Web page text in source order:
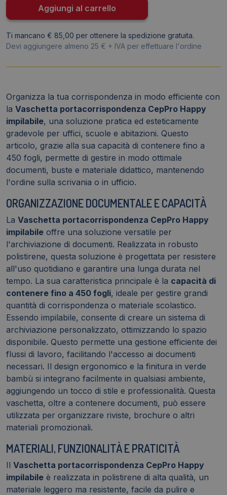
2112473
quantità
Aggiungi al carrello
Ti mancano € 85,00 per ottenere la spedizione gratuita.
Devi aggiungere almeno 25 € + IVA per effettuare l'ordine
Organizza la tua corrispondenza in modo efficiente con
la Vaschetta portacorrispondenza CepPro Happy
impilabile, una soluzione pratica ed esteticamente
gradevole per uffici, scuole e abitazioni. Questo
articolo, grazie alla sua capacità di contenere fino a
450 fogli, permette di gestire in modo ottimale
documenti, buste e materiale didattico, mantenendo
l'ordine sulla scrivania o in ufficio.
ORGANIZZAZIONE DOCUMENTALE E CAPACITÀ
La Vaschetta portacorrispondenza CepPro Happy
impilabile offre una soluzione versatile per
l'archiviazione di documenti. Realizzata in robusto
polistirene, questa soluzione è progettata per resistere
all'uso quotidiano e garantire una lunga durata nel
tempo. La sua caratteristica principale è la capacità di
contenere fino a 450 fogli, ideale per gestire grandi
quantità di corrispondenza o materiale scolastico.
Essendo impilabile, consente di creare un sistema di
archiviazione personalizzato, ottimizzando lo spazio
disponibile. Questo permette una gestione efficiente dei
flussi di lavoro, facilitando l'accesso ai documenti
necessari. Il design ergonomico e la finitura in verde
bambù si integrano facilmente in qualsiasi ambiente,
aggiungendo un tocco di stile e professionalità. Questa
vaschetta, oltre a contenere documenti, può essere
utilizzata per organizzare riviste, brochure o altri
materiali promozionali.
MATERIALI, FUNZIONALITÀ E PRATICITÀ
Il Vaschetta portacorrispondenza CepPro Happy
impilabile è realizzata in polistirene di alta qualità, un
materiale leggero ma resistente, facile da pulire e